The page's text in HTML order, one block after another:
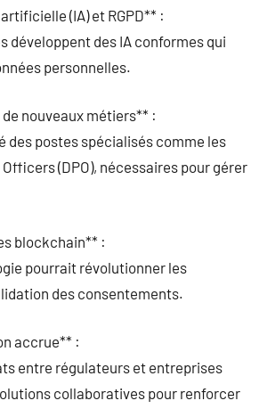
(IA) et RGPD** :
développent des IA conformes qui
personnelles.
nouveaux métiers** :
des postes spécialisés comme les
(DPO), nécessaires pour gérer
blockchain** :
pourrait révolutionner les
des consentements.
accrue** :
entre régulateurs et entreprises
collaboratives pour renforcer